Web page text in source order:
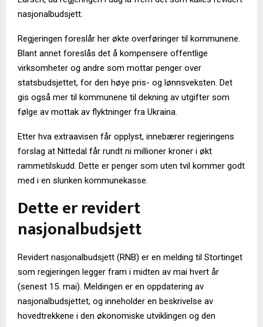
nasjonalbudsjett.
Regjeringen foreslår her økte overføringer til kommunene.
Blant annet foreslås det å kompensere offentlige
virksomheter og andre som mottar penger over
statsbudsjettet, for den høye pris- og lønnsveksten. Det
gis også mer til kommunene til dekning av utgifter som
følge av mottak av flyktninger fra Ukraina.
Etter hva extraavisen får opplyst, innebærer regjeringens
forslag at Nittedal får rundt ni millioner kroner i økt
rammetilskudd. Dette er penger som uten tvil kommer godt
med i en slunken kommunekasse.
Dette er revidert
nasjonalbudsjett
Revidert nasjonalbudsjett (RNB) er en melding til Stortinget
som regjeringen legger fram i midten av mai hvert år
(senest 15. mai). Meldingen er en oppdatering av
nasjonalbudsjettet, og inneholder en beskrivelse av
hovedtrekkene i den økonomiske utviklingen og den